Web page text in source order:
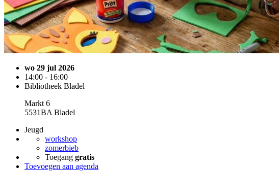
wo 29 jul 2026
14:00 - 16:00
Bibliotheek Bladel
Markt 6
5531BA Bladel
Jeugd
workshop
zomerbieb
Toegang gratis
Toevoegen aan agenda